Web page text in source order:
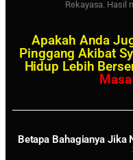
Rekayasa. Hasil
Apakah Anda
Pinggang Akibat
Hidup Lebih
Betapa Bahagianya Jika